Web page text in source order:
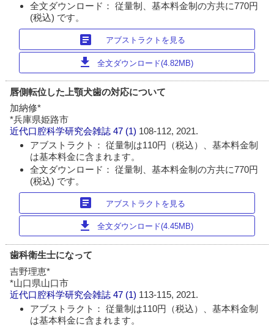
全文ダウンロード： 従量制、基本料金制の方共に770円
(税込) です。
article アブストラクトを見る
download 全文ダウンロード(4.82MB)
唇側転位した上顎犬歯の対応について
加納修*
*兵庫県姫路市
近代口腔科学研究会雑誌 47 (1) 108-112, 2021.
アブストラクト： 従量制は110円（税込）、基本料金制
は基本料金に含まれます。
全文ダウンロード： 従量制、基本料金制の方共に770円
(税込) です。
article アブストラクトを見る
download 全文ダウンロード(4.45MB)
歯科衛生士になって
吉野理恵*
*山口県山口市
近代口腔科学研究会雑誌 47 (1) 113-115, 2021.
アブストラクト： 従量制は110円（税込）、基本料金制
は基本料金に含まれます。